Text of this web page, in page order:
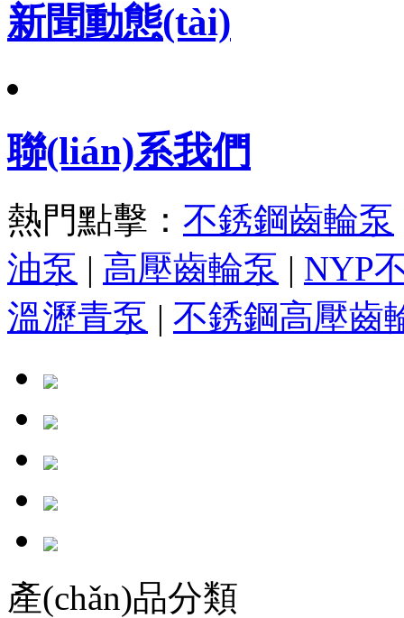
新聞動態(tài)
聯(lián)系我們
熱門點擊： 不銹鋼齒輪泵
油泵 | 高壓齒輪泵 | NYP
溫瀝青泵 | 不銹鋼高壓齒
產(chǎn)品分類